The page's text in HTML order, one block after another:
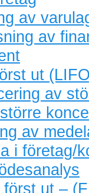
av
av
ut
av
av
i företag/
först ut –